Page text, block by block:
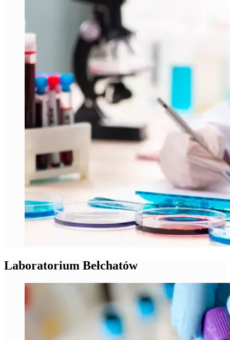
Laboratorium Bełchatów